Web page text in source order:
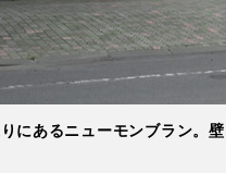
にあるニューモンブラン。